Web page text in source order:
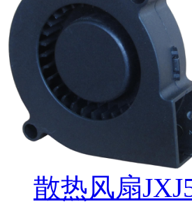
散热风扇